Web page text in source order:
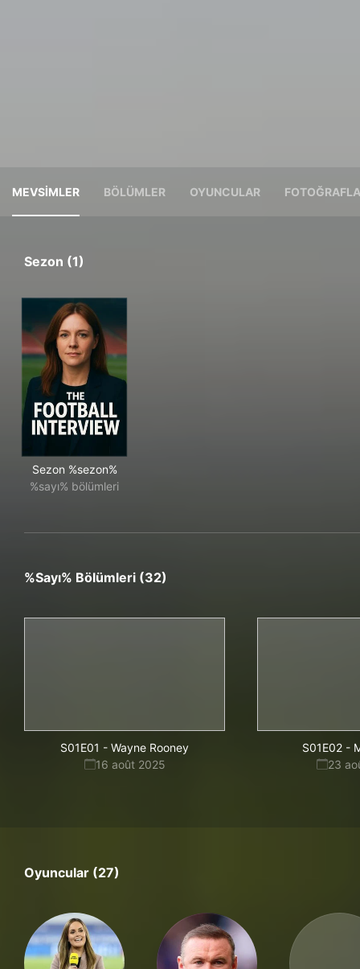
MEVSIMLER BÖLÜMLER OYUNCULAR
Sezon (1)
Sezon %sezon%
%sayı% bölümleri
%sayı% Bölümleri (32)
S01E01 - Wayne Rooney
16 août 2025
S01E02 -
23
Oyuncular (27)